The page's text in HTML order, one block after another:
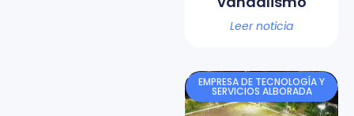
Leer noticia
EMPRESA DE TECNOLOGÍA Y
SERVICIOS ALBORADA